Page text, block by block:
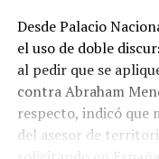
Desde Palacio
el uso de doble
al pedir que se
contra Abraham
respecto, indicó que
del asesor de